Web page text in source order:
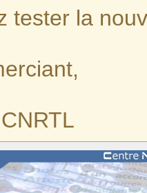
tester la